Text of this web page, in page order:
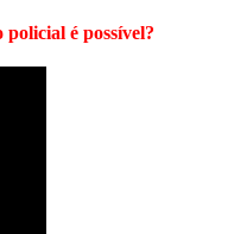
é possível?